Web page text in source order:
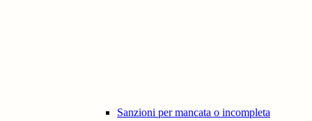
Sanzioni per mancata o incompleta